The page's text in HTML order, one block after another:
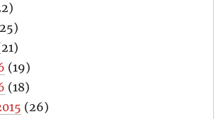
(19)
(18)
(26)